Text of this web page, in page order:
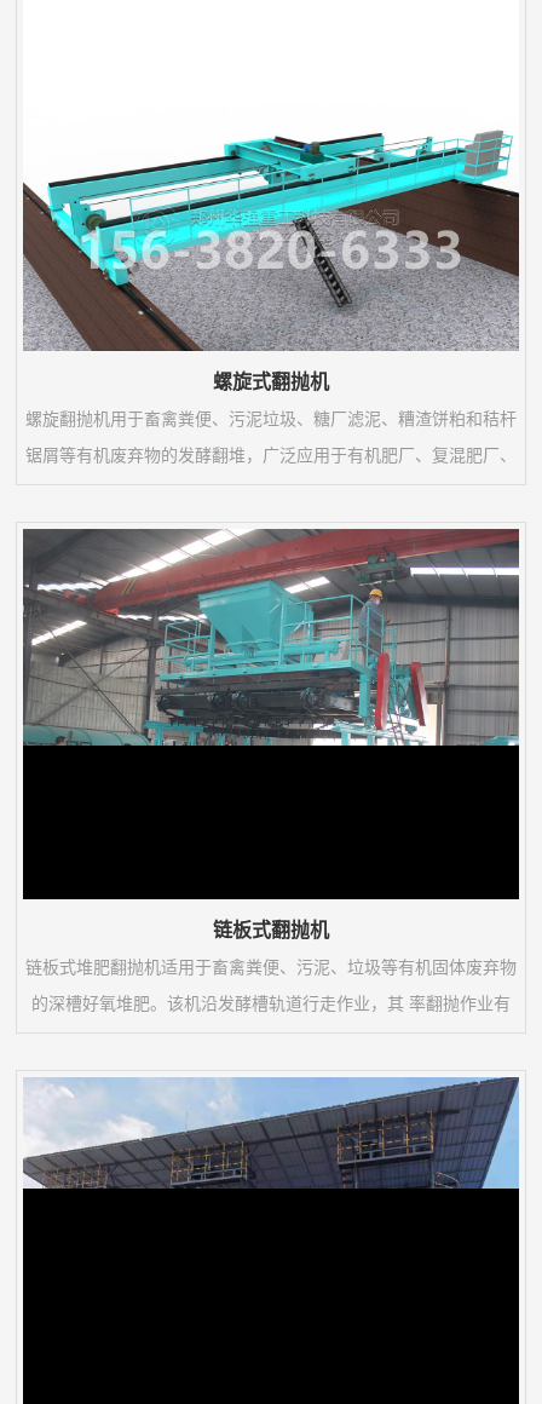
螺旋式翻抛机
螺旋翻抛机用于畜禽粪便、污泥垃圾、糖厂滤泥、糟渣饼粕和秸杆
锯屑等有机废弃物的发酵翻堆，广泛应用于有机肥厂、复混肥厂、
业。适用于好氧发酵，可与太阳能发酵室、发酵槽和移行机等配套
使用。与移行机配套使用可实现一机多槽用的功能。与其配套的发
酵槽既可连续出料也可批量出料。效率高，运行平稳，坚固耐用，
翻抛均匀。螺旋翻抛机是好氧动态堆肥的核心设备。...
链板式翻抛机
链板式堆肥翻抛机适用于畜禽粪便、污泥、垃圾等有机固体废弃物
的深槽好氧堆肥。该机沿发酵槽轨道行走作业，其 率翻抛作业有
系列规格可满足多种发酵槽宽度。1、采用链式传动、滚动支撑的
托板结构，翻抛阻力小省电节能，适合深槽作业。2、翻抛托板配
备柔性张紧和弹性减震系统，保护传动系统和工作部件 作业。3、
翻抛托板上装有可拆换的耐磨曲面齿刀390...